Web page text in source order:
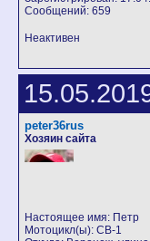
Сообщений: 659
Неактивен
peter36rus
Хозяин сайта
Настоящее имя: Петр
Мотоцикл(ы): CB-1